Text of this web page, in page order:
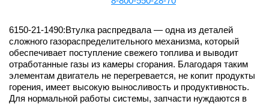
6150-21-1490:Втулка распредвала — одна из деталей
сложного газораспределительного механизма, который
обеспечивает поступление свежего топлива и выводит
отработанные газы из камеры сгорания. Благодаря таким
элементам двигатель не перегревается, не копит продукты
горения, имеет высокую выносливость и продуктивность.
Для нормальной работы системы, запчасти нуждаются в